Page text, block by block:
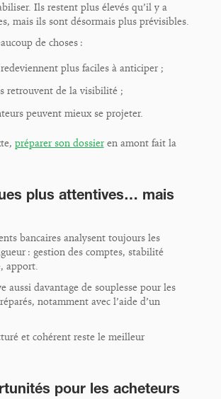
Ils restent plus élevés qu’il y a
mais ils sont désormais plus prévisibles.
de choses :
plus faciles à anticiper ;
retrouvent de la visibilité ;
peuvent mieux se projeter.
préparer son dossieren amont fait la
plus attentives… mais
bancaires analysent toujours les
: gestion des comptes, stabilité
apport.
aussi davantage de souplesse pour les
notamment avec l’aide d’un
et cohérent reste le meilleur
pour les acheteurs